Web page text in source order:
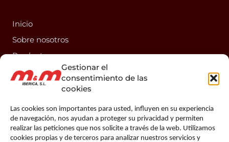
Gestionar el
consentimiento de las
cookies
Las cookies son importantes para usted, influyen en su experiencia
de navegación, nos ayudan a proteger su privacidad y permiten
realizar las peticiones que nos solicite a través de la web. Utilizamos
cookies propias y de terceros para analizar nuestros servicios y
Inicio
Sobre nosotros
Productos
Información técnica
Contacto